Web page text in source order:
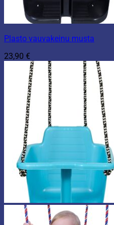
Plasto vauvakeinu musta
23,90 €